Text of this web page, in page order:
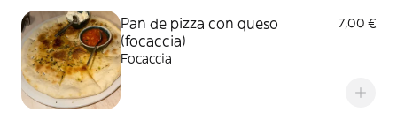
Pan de pizza con queso
(focaccia)
7,00 €
Focaccia